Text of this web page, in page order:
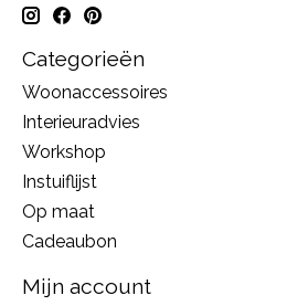
Categorieën
Woonaccessoires
Interieuradvies
Workshop
Instuiflijst
Op maat
Cadeaubon
Mijn account